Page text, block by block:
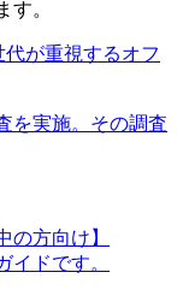
す。
代が重視するオフ
を実施。その調査
の方向け】
ドです。